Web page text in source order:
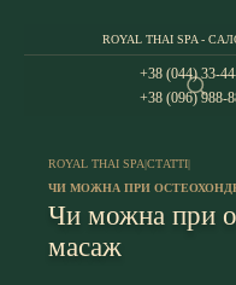
ROYAL THAI SPA -
+38 (044) 33-
+38 (096) 988-
ROYAL THAI SPA|СТАТТІ|
ЧИ МОЖНА ПРИ
Чи можна при
масаж